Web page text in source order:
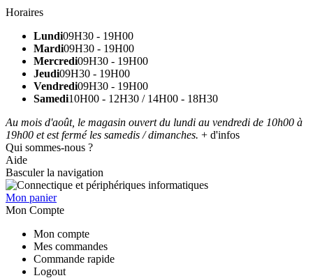
Horaires
Lundi09H30 - 19H00
Mardi09H30 - 19H00
Mercredi09H30 - 19H00
Jeudi09H30 - 19H00
Vendredi09H30 - 19H00
Samedi10H00 - 12H30 / 14H00 - 18H30
Au mois d'août, le magasin ouvert du lundi au vendredi de 10h00 à
19h00 et est fermé les samedis / dimanches. + d'infos
Qui sommes-nous ?
Aide
Basculer la navigation
Mon panier
Mon Compte
Mon compte
Mes commandes
Commande rapide
Logout